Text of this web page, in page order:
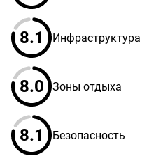
8.1 Инфраструктура
8.0 Зоны отдыха
8.1 Безопасность